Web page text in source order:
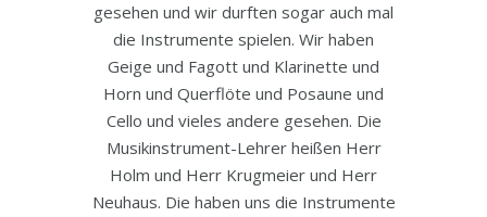
gesehen und wir durften sogar auch mal
die Instrumente spielen. Wir haben
Geige und Fagott und Klarinette und
Horn und Querflöte und Posaune und
Cello und vieles andere gesehen. Die
Musikinstrument-Lehrer heißen Herr
Holm und Herr Krugmeier und Herr
Neuhaus. Die haben uns die Instrumente